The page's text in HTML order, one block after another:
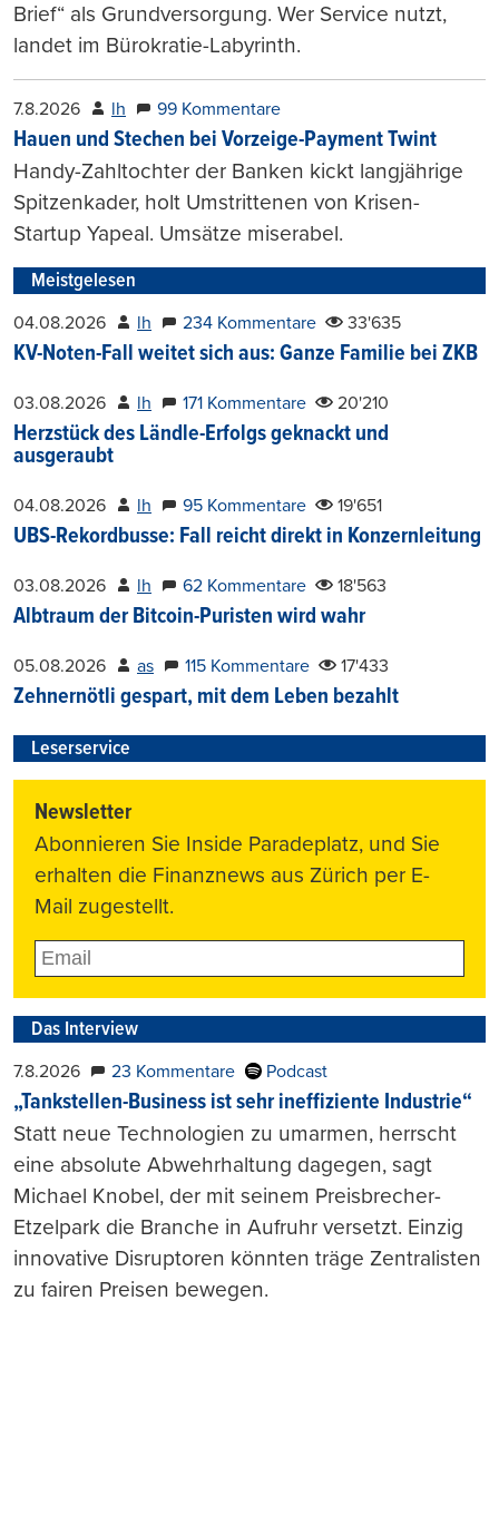
Brief“ als Grundversorgung. Wer Service nutzt,
landet im Bürokratie-Labyrinth.
7.8.2026 lh 99 Kommentare
Hauen und Stechen bei Vorzeige-Payment Twint
Handy-Zahltochter der Banken kickt langjährige
Spitzenkader, holt Umstrittenen von Krisen-
Startup Yapeal. Umsätze miserabel.
Meistgelesen
04.08.2026 lh 234 Kommentare 33'635
KV-Noten-Fall weitet sich aus: Ganze Familie bei ZKB
03.08.2026 lh 171 Kommentare 20'210
Herzstück des Ländle-Erfolgs geknackt und
ausgeraubt
04.08.2026 lh 95 Kommentare 19'651
UBS-Rekordbusse: Fall reicht direkt in Konzernleitung
03.08.2026 lh 62 Kommentare 18'563
Albtraum der Bitcoin-Puristen wird wahr
05.08.2026 as 115 Kommentare 17'433
Zehnernötli gespart, mit dem Leben bezahlt
Leserservice
Newsletter
Abonnieren Sie Inside Paradeplatz, und Sie
erhalten die Finanznews aus Zürich per E-
Mail zugestellt.
Das Interview
7.8.2026 23 Kommentare Podcast
„Tankstellen-Business ist sehr ineffiziente Industrie“
Statt neue Technologien zu umarmen, herrscht
eine absolute Abwehrhaltung dagegen, sagt
Michael Knobel, der mit seinem Preisbrecher-
Etzelpark die Branche in Aufruhr versetzt. Einzig
innovative Disruptoren könnten träge Zentralisten
zu fairen Preisen bewegen.